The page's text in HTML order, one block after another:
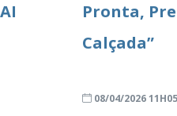
Pronta,
Calçada”
08/04/2026 11H05